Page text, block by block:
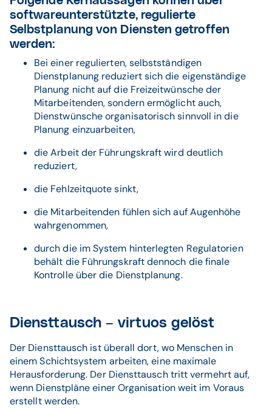
softwareunterstützte, regulierte
Selbstplanung von Diensten getroffen
werden:
Bei einer regulierten, selbstständigen
Dienstplanung reduziert sich die eigenständige
Planung nicht auf die Freizeitwünsche der
Mitarbeitenden, sondern ermöglicht auch,
Dienstwünsche organisatorisch sinnvoll in die
Planung einzuarbeiten,
die Arbeit der Führungskraft wird deutlich
reduziert,
die Fehlzeitquote sinkt,
die Mitarbeitenden fühlen sich auf Augenhöhe
wahrgenommen,
durch die im System hinterlegten Regulatorien
behält die Führungskraft dennoch die finale
Kontrolle über die Dienstplanung.
Diensttausch – virtuos gelöst
Der Diensttausch ist überall dort, wo Menschen in
einem Schichtsystem arbeiten, eine maximale
Herausforderung. Der Diensttausch tritt vermehrt auf,
wenn Dienstpläne einer Organisation weit im Voraus
erstellt werden.